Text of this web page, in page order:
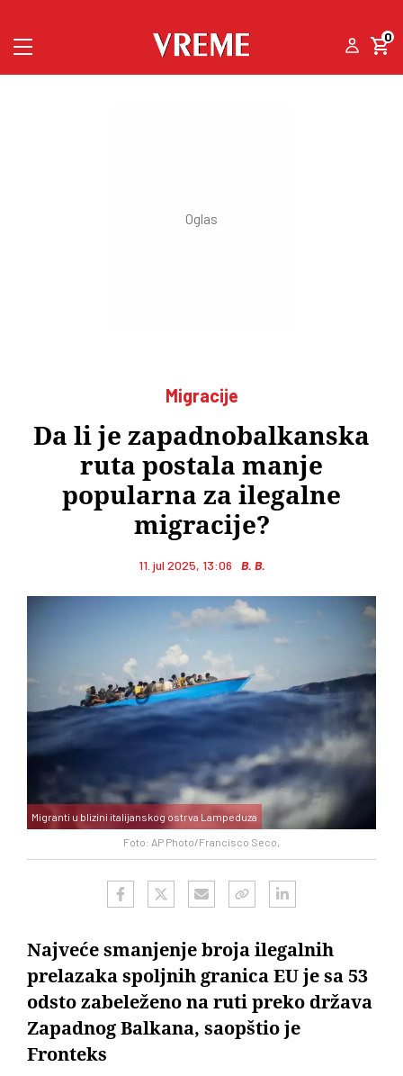
0
Migracije
Da li je zapadnobalkanska
ruta postala manje
popularna za ilegalne
migracije?
11. jul 2025, 13:06 B. B.
Foto: AP Photo/Francisco Seco,
Migranti u blizini italijanskog ostrva Lampeduza
Najveće smanjenje broja ilegalnih
prelazaka spoljnih granica EU je sa 53
odsto zabeleženo na ruti preko država
Zapadnog Balkana, saopštio je
Fronteks